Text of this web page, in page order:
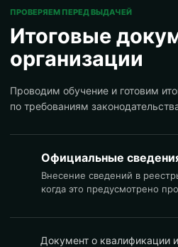
ПРОВЕРЯЕМ ПЕРЕД ВЫДАЧЕЙ
Итоговые
организации
Проводим обучение и готовим
по требованиям
Официальные
Внесение сведений в
когда это предусмотрено
Документ о квалификации